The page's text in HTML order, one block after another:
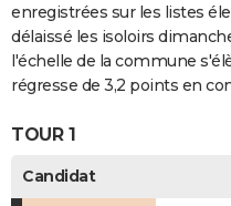
enregistrées sur les listes
délaissé les isoloirs
l'échelle de la commune
régresse de 3,2 points en
TOUR 1
Candidat